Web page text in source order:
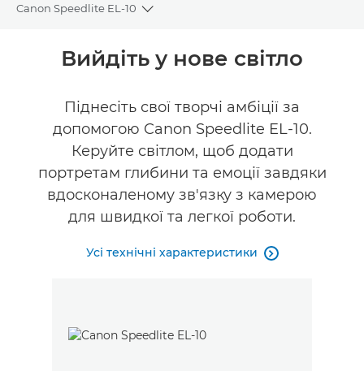
Canon Speedlite EL-10
Toggle breadcrumbs
Підтримка
Вийдіть у нове світло
Піднесіть свої творчі амбіції за
допомогою Canon Speedlite EL-10.
Керуйте світлом, щоб додати
портретам глибини та емоції завдяки
вдосконаленому зв'язку з камерою
для швидкої та легкої роботи.
Усі технічні характеристики 